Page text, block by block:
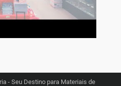
- Seu Destino para Materiais de